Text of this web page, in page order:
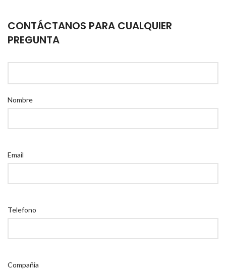
CONTÁCTANOS PARA CUALQUIER
PREGUNTA
Nombre
Email
Telefono
Compañia